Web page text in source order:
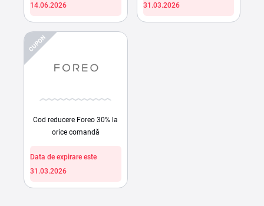
14.06.2026
31.03.2026
CUPON
Cod reducere Foreo 30% la
orice comandă
Data de expirare este
31.03.2026